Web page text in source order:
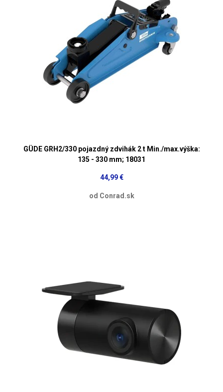
GÜDE GRH2/330 pojazdný zdvihák 2 t Min./max.výška:
135 - 330 mm; 18031
44,99 €
od Conrad.sk